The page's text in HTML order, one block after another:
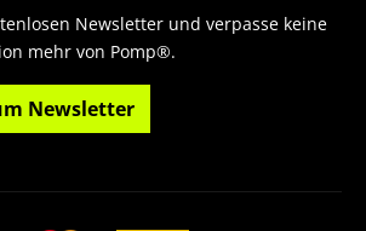
Newsletter und verpasse keine
mehr von Pomp®.
Newsletter